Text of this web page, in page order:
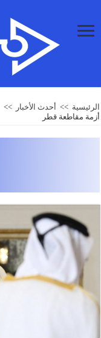
الرئيسية >> أحدث الأخبار >>
أزمة مقاطعة قطر